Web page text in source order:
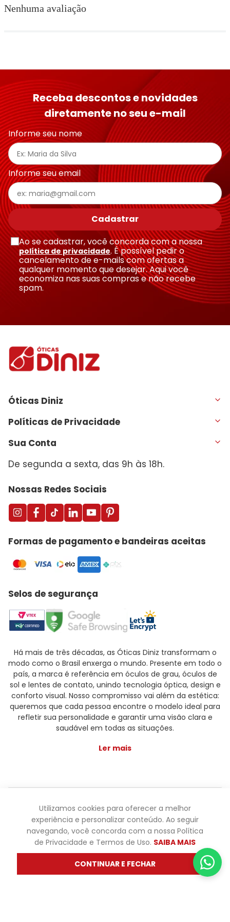
Nenhuma avaliação
Receba descontos e novidades
diretamente no seu e-mail
Informe seu nome
Informe seu email
Cadastrar
Ao se cadastrar, você concorda com a nossa
política de privacidade. É possível pedir o
cancelamento de e-mails com ofertas a
qualquer momento que desejar. Aqui você
economiza nas suas compras e não recebe
spam.
Óticas Diniz
Políticas de Privacidade
Sua Conta
De segunda a sexta, das 9h às 18h.
Nossas Redes Sociais
Formas de pagamento e bandeiras aceitas
Selos de segurança
Há mais de três décadas, as Óticas Diniz transformam o
modo como o Brasil enxerga o mundo. Presente em todo o
país, a marca é referência em óculos de grau, óculos de
sol e lentes de contato, unindo tecnologia óptica, design e
conforto visual. Nosso compromisso vai além da estética:
queremos que cada pessoa encontre o modelo ideal para
refletir sua personalidade e garantir uma visão clara e
saudável em todas as situações.
Ler mais
Óticas Diniz ® - Todos os direitos reservados - Os preços e
promoções são válidas apenas para produtos vendidos
pela oticasdiniz.com.br. Os preços de lojas físicas podem
variar. Não fazemos trocas em lojas físicas, apenas pelo
atendimento.
Utilizamos cookies para oferecer a melhor
experiência e personalizar conteúdo. Ao seguir
navegando, você concorda com a nossa Política
de Privacidade e Termos de Uso. SAIBA MAIS
CONTINUAR E FECHAR